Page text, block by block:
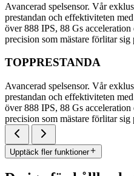
Avancerad spelsensor. Vår
prestandan och effektiviteten
över 888 IPS, 88 Gs
precision som mästare förlitar sig
TOPPRESTANDA
Avancerad spelsensor. Vår
prestandan och effektiviteten
över 888 IPS, 88 Gs
precision som mästare förlitar sig
Upptäck fler funktioner